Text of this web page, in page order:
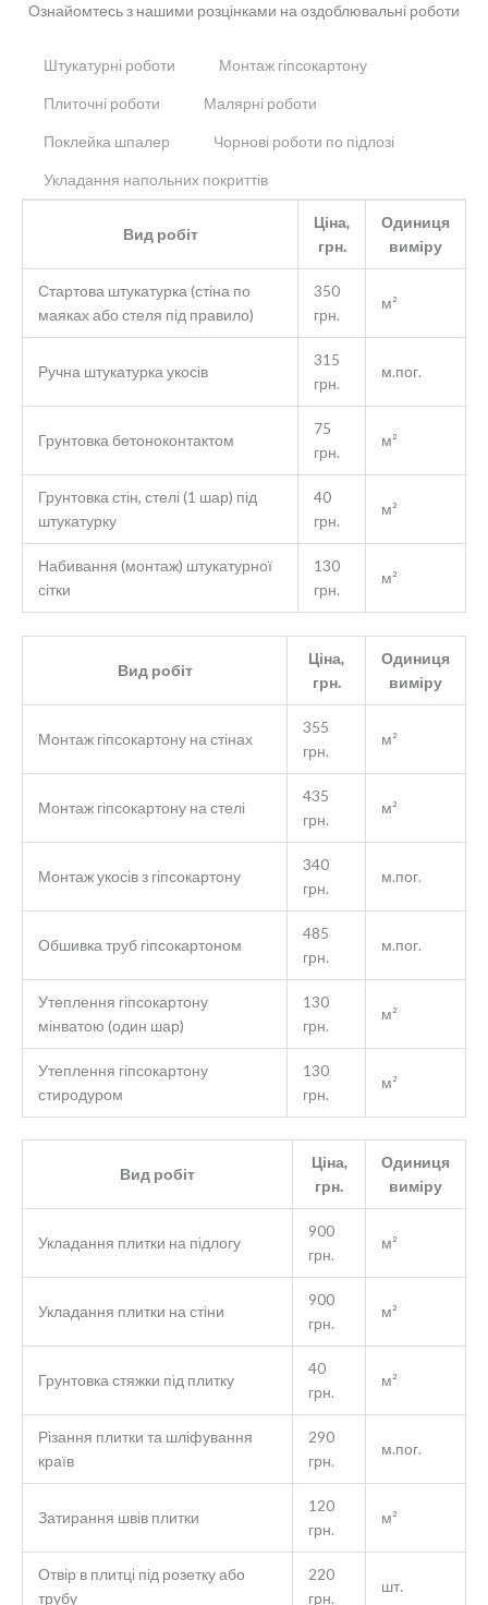
Ознайомтесь з нашими розцінками на оздоблювальні роботи
Штукатурні роботи Монтаж гіпсокартону
Плиточні роботи Малярні роботи
Поклейка шпалер Чорнові роботи по підлозі
Укладання напольних покриттів
Вид робіт
Ціна,
грн.
Одиниця
виміру
Стартова штукатурка (стіна по
маяках або стеля під правило)
350
грн.
м²
Ручна штукатурка укосів
315
грн.
м.пог.
Грунтовка бетоноконтактом
75
грн.
м²
Грунтовка стін, стелі (1 шар) під
штукатурку
40
грн.
м²
Набивання (монтаж) штукатурної
сітки
130
грн.
м²
Вид робіт
Ціна,
грн.
Одиниця
виміру
Монтаж гіпсокартону на стінах
355
грн.
м²
Монтаж гіпсокартону на стелі
435
грн.
м²
Монтаж укосів з гіпсокартону
340
грн.
м.пог.
Обшивка труб гіпсокартоном
485
грн.
м.пог.
Утеплення гіпсокартону
мінватою (один шар)
130
грн.
м²
Утеплення гіпсокартону
стиродуром
130
грн.
м²
Вид робіт
Ціна,
грн.
Одиниця
виміру
Укладання плитки на підлогу
900
грн.
м²
Укладання плитки на стіни
900
грн.
м²
Грунтовка стяжки під плитку
40
грн.
м²
Різання плитки та шліфування
країв
290
грн.
м.пог.
Затирання швів плитки
120
грн.
м²
Отвір в плитці під розетку або
трубу
220
грн.
шт.